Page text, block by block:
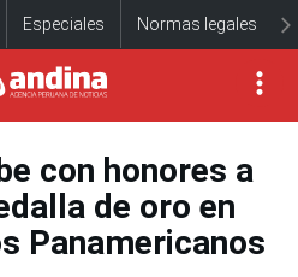
Especiales Normas legales
con honores a
de oro en
Panamericanos